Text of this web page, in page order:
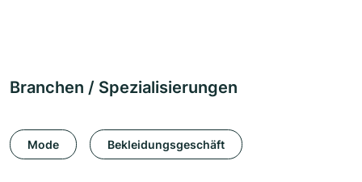
Branchen / Spezialisierungen
Mode Bekleidungsgeschäft